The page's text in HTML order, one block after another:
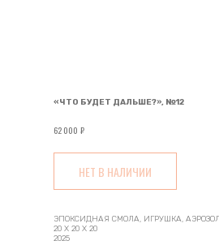
«ЧТО БУДЕТ ДАЛЬШЕ?», №12
62 000 ₽
НЕТ В НАЛИЧИИ
ЭПОКСИДНАЯ СМОЛА, ИГРУШКА,
20 Х 20 Х 20
2025